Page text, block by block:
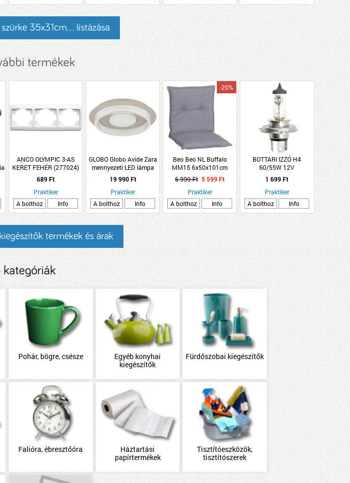
35x31cm... listázása
termékek
ANCO OLYMPIC 3-AS
KERET FEHÉR (277024)
689 Ft
Praktiker
A bolthoz
Info
GLOBO Globo Avide Zara
mennyezeti LED lámpa
24W 1240lm 3000K
homokszín
19 990 Ft
Praktiker
A bolthoz
Info
Beo Beo NL Buffalo
MM15 6x50x101cm
szürke alacsonytámlás
párna
-20%
6 999 Ft 5 599 Ft
Praktiker
A bolthoz
Info
BOTTARI IZZÓ H4
60/55W 12V
1 699 Ft
Praktiker
A bolthoz
Info
termékek és árak
kategóriák
Pohár, bögre, csésze
Egyéb konyhai
kiegészítők
Fürdőszobai kiegészítők
Falióra, ébresztőóra
Háztartási
papírtermékek
Tisztítóeszközök,
tisztítószerek